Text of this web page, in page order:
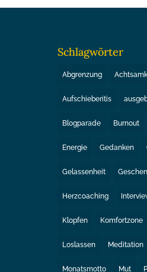
Schlagwörter
Abgrenzung
Aufschieberitis
Blogparade Burnout
Energie Gedanken
Gelassenheit
Herzcoaching
Klopfen Komfortzone
Loslassen Meditation
Monatsmotto Mut